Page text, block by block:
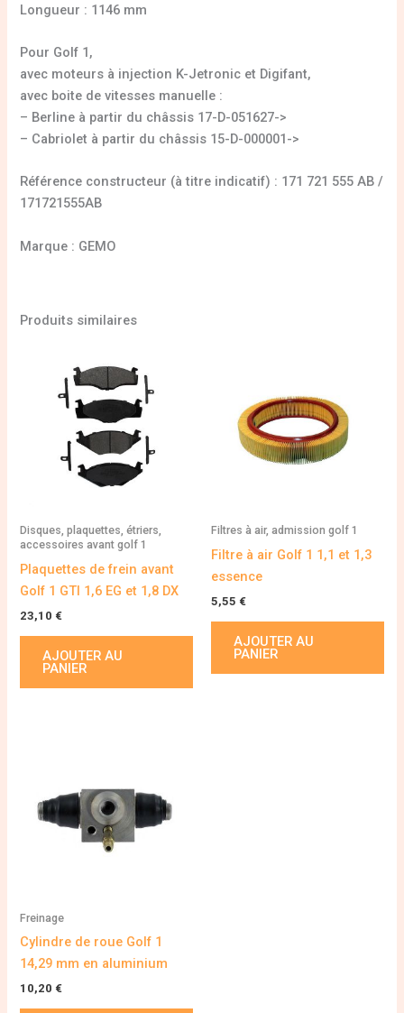
Longueur : 1146 mm
Pour Golf 1,
avec moteurs à injection K-Jetronic et Digifant,
avec boite de vitesses manuelle :
– Berline à partir du châssis 17-D-051627->
– Cabriolet à partir du châssis 15-D-000001->
Référence constructeur (à titre indicatif) : 171 721 555 AB /
171721555AB
Marque : GEMO
Produits similaires
Disques, plaquettes, étriers,
accessoires avant golf 1
Plaquettes de frein avant
Golf 1 GTI 1,6 EG et 1,8 DX
23,10 €
AJOUTER AU
PANIER
Filtres à air, admission golf 1
Filtre à air Golf 1 1,1 et 1,3
essence
5,55 €
AJOUTER AU
PANIER
Freinage
Cylindre de roue Golf 1
14,29 mm en aluminium
10,20 €